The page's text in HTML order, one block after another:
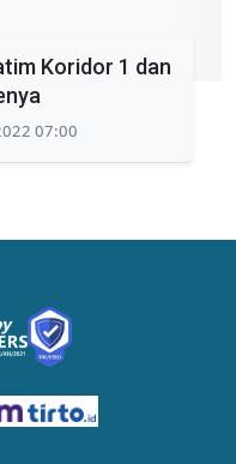
Koridor 1 dan
07:00